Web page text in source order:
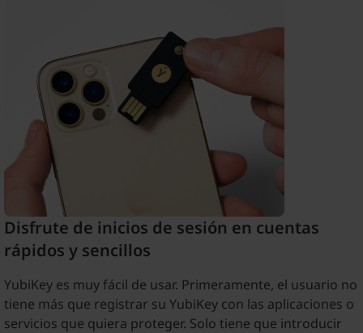
Disfrute de inicios de sesión en cuentas
rápidos y sencillos
YubiKey es muy fácil de usar. Primeramente, el usuario no
tiene más que registrar su YubiKey con las aplicaciones o
servicios que quiera proteger. Solo tiene que introducir